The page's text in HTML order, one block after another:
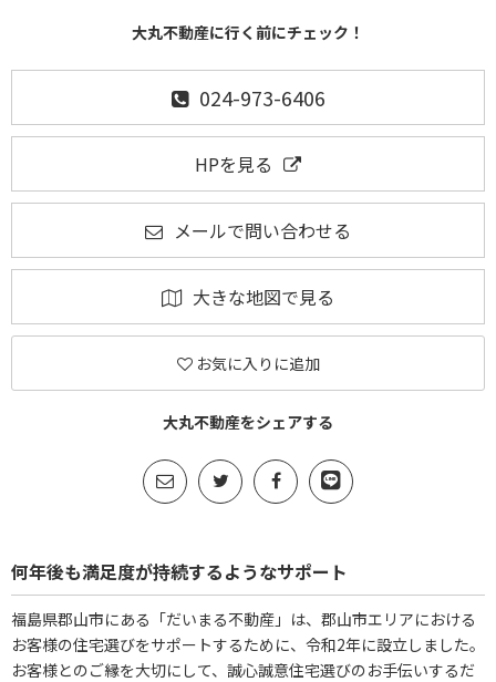
大丸不動産に行く前にチェック！
024-973-6406
HPを見る
メールで問い合わせる
大きな地図で見る
お気に入りに追加
大丸不動産をシェアする
何年後も満足度が持続するようなサポート
福島県郡山市にある「だいまる不動産」は、郡山市エリアにおける
お客様の住宅選びをサポートするために、令和2年に設立しました。
お客様とのご縁を大切にして、誠心誠意住宅選びのお手伝いするだ